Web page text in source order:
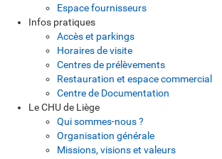
Espace fournisseurs
Infos pratiques
Accès et parkings
Horaires de visite
Centres de prélèvements
Restauration et espace commercial
Centre de Documentation
Le CHU de Liège
Qui sommes-nous ?
Organisation générale
Missions, visions et valeurs